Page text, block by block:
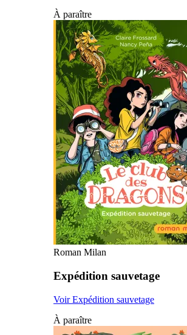
À paraître
Roman Milan
Expédition sauvetage
Voir Expédition sauvetage
À paraître